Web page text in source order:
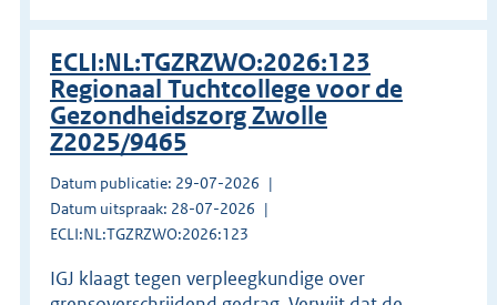
ECLI:NL:TGZRZWO:2026:123
Regionaal Tuchtcollege voor de
Gezondheidszorg Zwolle
Z2025/9465
Datum publicatie: 29-07-2026
Datum uitspraak: 28-07-2026
ECLI:NL:TGZRZWO:2026:123
IGJ klaagt tegen verpleegkundige over